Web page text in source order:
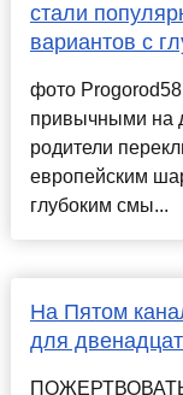
стали
вариантов с
фото
привычными на
родители
европейским
глубоким смы...
На Пятом
для
ПОЖЕРТВОВАТЬ